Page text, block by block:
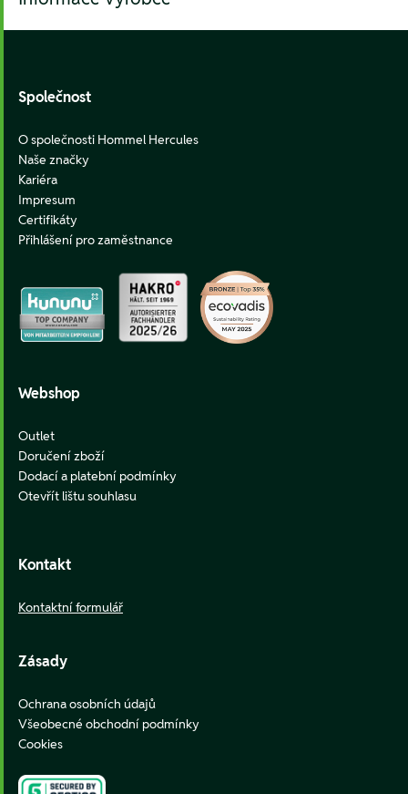
Společnost
O společnosti Hommel Hercules
Naše značky
Kariéra
Impresum
Certifikáty
Přihlášení pro zaměstnance
Webshop
Outlet
Doručení zboží
Dodací a platební podmínky
Otevřít lištu souhlasu
Kontakt
Kontaktní formulář
Zásady
Ochrana osobních údajů
Všeobecné obchodní podmínky
Cookies